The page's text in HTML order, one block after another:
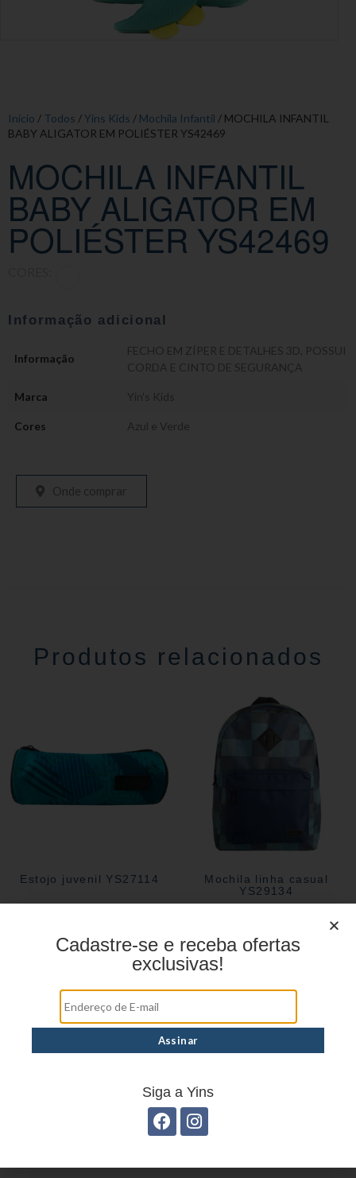
Início / Todos /Yins Kids / Mochila Infantil / MOCHILA INFANTIL
BABY ALIGATOR EM POLIÉSTER YS42469
MOCHILA INFANTIL
BABY ALIGATOR EM
POLIÉSTER YS42469
Informação adicional
Informação
FECHO EM ZÍPER E DETALHES 3D POSSUI
CORDA E CINTO DE SEGURANÇA
Marca Yin's Kids
Cores Azul e Verde
Onde comprar
Produtos relacionados
Estojo juvenil YS27114
Mochila linha casual
YS29134
Estojo Juvenil YS41028
Cadastre-se e receba ofertas
exclusivas!
Siga a Yins